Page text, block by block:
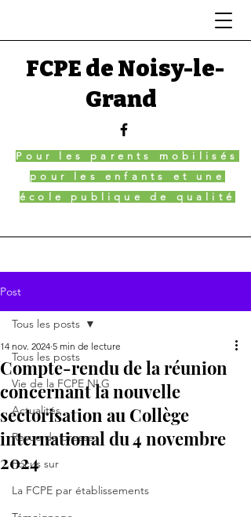
FCPE de Noisy-le-
Grand
Pour les parents mobilisés
pour les enfants et une
école publique de qualité
Post
Tous les posts
Vie de la FCPE NLG
Actualités
Revue de presse
Focus sur
La FCPE par établissements
Tous les posts
Compte-rendu de la réunion
concernant la nouvelle
sectorisation au Collège
international du 4 novembre
2024
14 nov. 2024 5 min de lecture